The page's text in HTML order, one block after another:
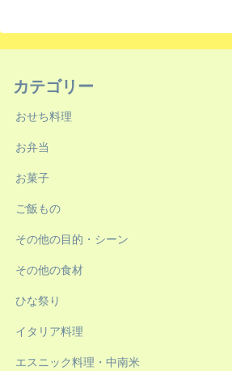
カテゴリー
おせち料理
お弁当
お菓子
ご飯もの
その他の目的・シーン
その他の食材
ひな祭り
イタリア料理
エスニック料理・中南米